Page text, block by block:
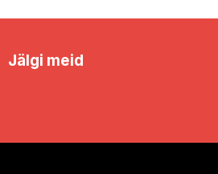
Jälgi meid